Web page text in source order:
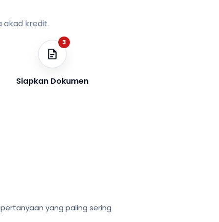
akad kredit.
3
Siapkan Dokumen
yang paling sering